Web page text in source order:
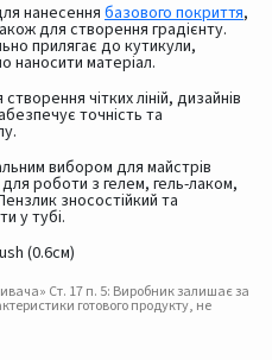
нанесення базового покриття,
для створення градієнту.
прилягає до кутикули,
наносити матеріал.
чітких ліній, дизайнів
точність та
вибором для майстрів
роботи з гелем, гель-лаком,
зносостійкий та
у тубі.
(0.6см)
Ст. 17 п. 5: Виробник залишає за
готового продукту, не